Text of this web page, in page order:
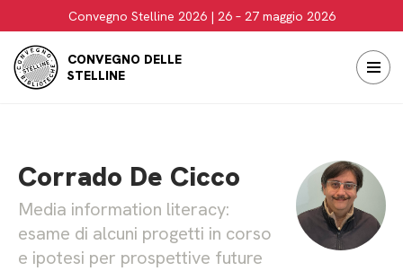
Vai
al
Convegno Stelline 2026 | 26 – 27 maggio 2026
CONVEGNO DELLE
STELLINE
Corrado De Cicco
Media information literacy:
esame di alcuni progetti in corso
e ipotesi per prospettive future